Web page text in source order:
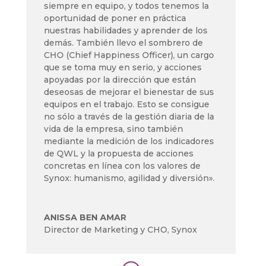
siempre en equipo, y todos tenemos la
oportunidad de poner en práctica
nuestras habilidades y aprender de los
demás. También llevo el sombrero de
CHO (Chief Happiness Officer), un cargo
que se toma muy en serio, y acciones
apoyadas por la dirección que están
deseosas de mejorar el bienestar de sus
equipos en el trabajo. Esto se consigue
no sólo a través de la gestión diaria de la
vida de la empresa, sino también
mediante la medición de los indicadores
de QWL y la propuesta de acciones
concretas en línea con los valores de
Synox: humanismo, agilidad y diversión».
ANISSA BEN AMAR
Director de Marketing y CHO, Synox